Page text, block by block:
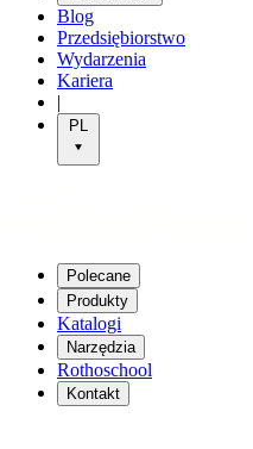
Blog
Przedsiębiorstwo
Wydarzenia
Kariera
|
PL
Polecane
Produkty
Katalogi
Narzędzia
Rothoschool
Kontakt